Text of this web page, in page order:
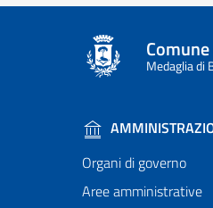
Medaglia di
Organi di governo
Aree amministrative